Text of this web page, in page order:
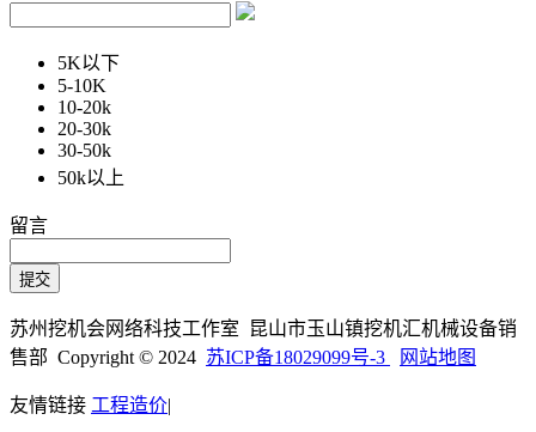
5K以下
5-10K
10-20k
20-30k
30-50k
50k以上
留言
苏州挖机会网络科技工作室 昆山市玉山镇挖机汇机械设备销
售部 Copyright © 2024 苏ICP备18029099号-3 网站地图
友情链接 工程造价|